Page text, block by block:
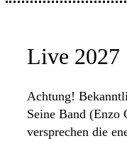
Live 2027
Achtung!
Seine Band
versprechen die